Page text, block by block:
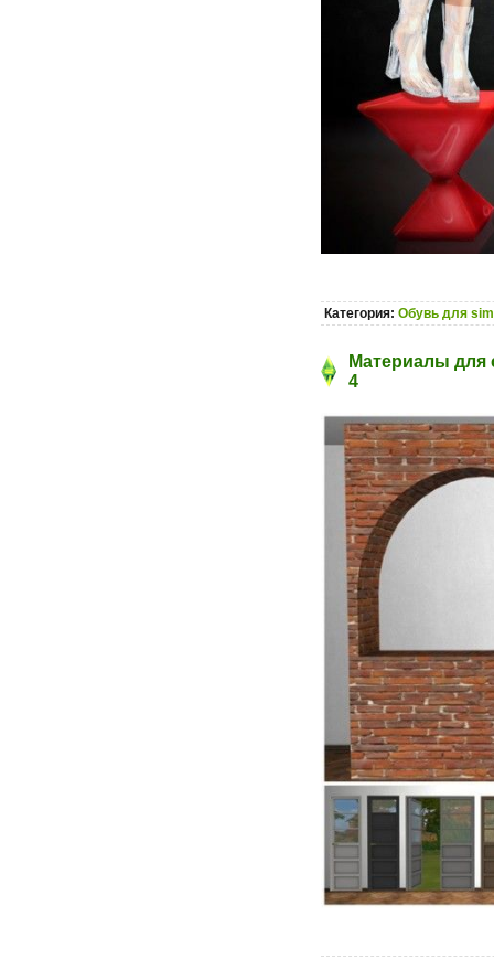
Категория: Обувь для
Материалы для
4